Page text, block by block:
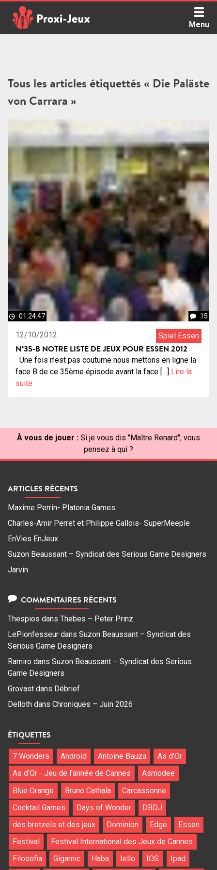
content
Menu
Tous les articles étiquettés « Die Paläste
von Carrara »
01:24:47 15
12/10/2012 Spiel Essen
N°35-B NOTRE LISTE DE JEUX POUR ESSEN 2012
Une fois n’est pas coutume nous mettons en ligne la
face B de ce 35ème épisode avant la face […] Lire la
suite
À vous de jouer : Si je vous dis "Maître Renard", vous
pensez à qui ?
ARTICLES RÉCENTS
Maxime Perrin- Platonia Games
Charles-Amir Perret et Philippe Gallois- SuperMeeple
EnVies EnJeux
Suzon Beaussant – Syndicat des Serious Game Designers
Jarvin
COMMENTAIRES RÉCENTS
Thespios dans Thebes – Peter Prinz
LePionfesseur dans Suzon Beaussant – Syndicat des
Serious Game Designers
Ramiro dans Suzon Beaussant – Syndicat des Serious
Game Designers
Grovast dans Débrief
Delloth dans Chroniques – Juin 2026
ÉTIQUETTES
7 Wonders Android Antoine Bauza
As d'Or
As d'Or - Jeu de l'année de Cannes
Asmodee
Blue Orange
Bruno Cathala
Carcassonne
Cocktail Games
Days of Wonder
DBDJ
des bretzels et des jeux
Dominion Edge
Essen
Festival
Festival International des Jeux de Cannes
Filosofia
Gigamic Haba Iello IOS Ipad